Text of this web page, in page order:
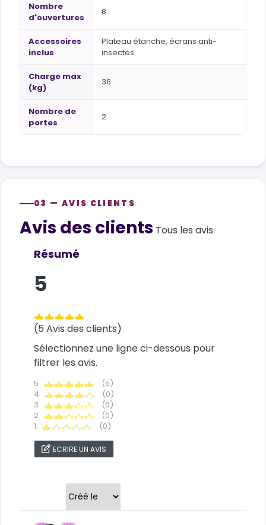
Nombre
d'ouvertures
8
Accessoires
inclus
Plateau étanche, écrans anti-
insectes
Charge max
(kg)
36
Nombre de
portes
2
03 — AVIS CLIENTS
Customer reviews
Avis des clients Tous les avis
Résumé
5
(5 Avis des clients)
Sélectionnez une ligne ci-dessous pour
filtrer les avis.
5
(5)
4
(0)
3
(0)
2
(0)
1
(0)
ECRIRE UN AVIS